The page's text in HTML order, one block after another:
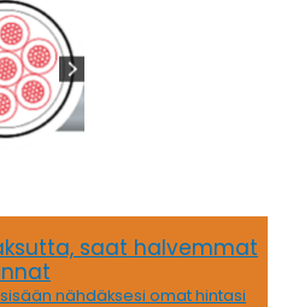
saat halvemmat
nähdäksesi omat hintasi